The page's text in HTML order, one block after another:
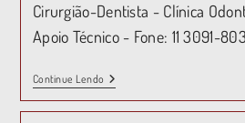
Cirurgião-Dentista - Clínica
Apoio Técnico - Fone: 11 3091-
Continue Lendo